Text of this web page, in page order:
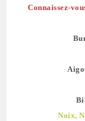
Connaissez-
Noix,